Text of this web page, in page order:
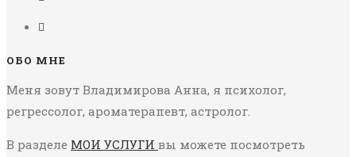
ОБО МНЕ
Меня зовут Владимирова Анна, я психолог,
регрессолог, ароматерапевт, астролог.
В разделе МОИ УСЛУГИ вы можете посмотреть